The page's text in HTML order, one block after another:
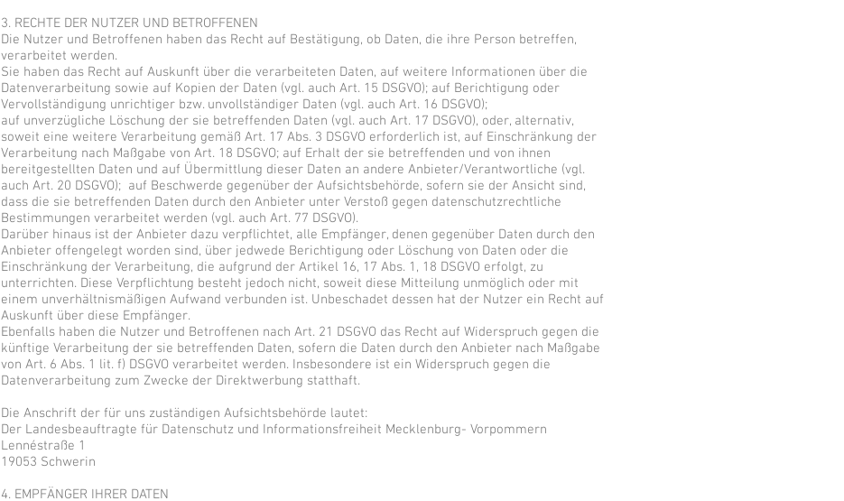
3. RECHTE DER NUTZER UND BETROFFENEN
Die Nutzer und Betroffenen haben das Recht auf Bestätigung, ob Daten, die ihre Person betreffen,
verarbeitet werden.
Sie haben das Recht auf Auskunft über die verarbeiteten Daten, auf weitere Informationen über die
Datenverarbeitung sowie auf Kopien der Daten (vgl. auch Art. 15 DSGVO); auf Berichtigung oder
Vervollständigung unrichtiger bzw. unvollständiger Daten (vgl. auch Art. 16 DSGVO);
auf unverzügliche Löschung der sie betreffenden Daten (vgl. auch Art. 17 DSGVO), oder, alternativ,
soweit eine weitere Verarbeitung gemäß Art. 17 Abs. 3 DSGVO erforderlich ist, auf Einschränkung der
Verarbeitung nach Maßgabe von Art. 18 DSGVO; auf Erhalt der sie betreffenden und von ihnen
bereitgestellten Daten und auf Übermittlung dieser Daten an andere Anbieter/Verantwortliche (vgl.
auch Art. 20 DSGVO); auf Beschwerde gegenüber der Aufsichtsbehörde, sofern sie der Ansicht sind,
dass die sie betreffenden Daten durch den Anbieter unter Verstoß gegen datenschutzrechtliche
Bestimmungen verarbeitet werden (vgl. auch Art. 77 DSGVO).
Darüber hinaus ist der Anbieter dazu verpflichtet, alle Empfänger, denen gegenüber Daten durch den
Anbieter offengelegt worden sind, über jedwede Berichtigung oder Löschung von Daten oder die
Einschränkung der Verarbeitung, die aufgrund der Artikel 16, 17 Abs. 1, 18 DSGVO erfolgt, zu
unterrichten. Diese Verpflichtung besteht jedoch nicht, soweit diese Mitteilung unmöglich oder mit
einem unverhältnismäßigen Aufwand verbunden ist. Unbeschadet dessen hat der Nutzer ein Recht auf
Auskunft über diese Empfänger.
Ebenfalls haben die Nutzer und Betroffenen nach Art. 21 DSGVO das Recht auf Widerspruch gegen die
künftige Verarbeitung der sie betreffenden Daten, sofern die Daten durch den Anbieter nach Maßgabe
von Art. 6 Abs. 1 lit. f) DSGVO verarbeitet werden. Insbesondere ist ein Widerspruch gegen die
Datenverarbeitung zum Zwecke der Direktwerbung statthaft.
Die Anschrift der für uns zuständigen Aufsichtsbehörde lautet:
Der Landesbeauftragte für Datenschutz und Informationsfreiheit Mecklenburg- Vorpommern
Lennéstraße 1
19053 Schwerin
4. EMPFÄNGER IHRER DATEN